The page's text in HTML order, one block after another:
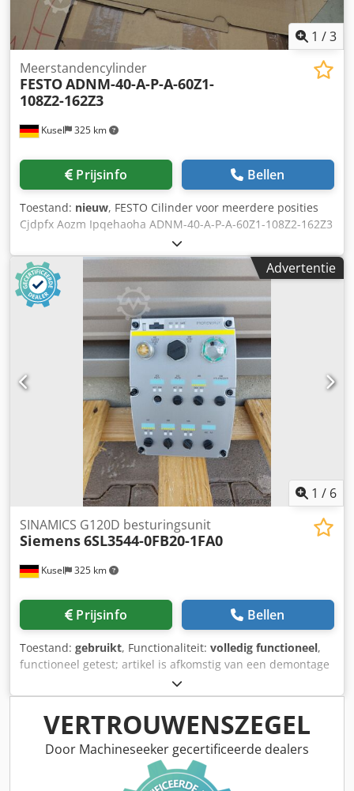
1 /3
Kusel 325 km
Meerstandencylinder
FESTOADNM-40-A-P-A-60Z1-
108Z2-162Z3
Prijsinfo Bellen
Toestand: nieuw, FESTO Cilinder voor meerdere posities
Cjdpfx Aozm Ipqehaoha ADNM-40-A-P-A-60Z1-108Z2-162Z3
Advertentie
1 / 6
Kusel 325 km
SINAMICS G120D besturingsunit
Siemens6SL3544-0FB20-1FA0
Prijsinfo Bellen
Toestand: gebruikt, Functionaliteit: volledig functioneel,
functioneel getest; artikel is afkomstig van een demontage
van een installatie van een toeleverancier voor de auto-
industrie Aantal: 11 stuks Fabrikant: Siemens Type:
SINAMICS G120D besturingseenheid CU240D-2 PN
Artikelnummer: 6SL3544-0FB20-1FA0 Uitvoering:
Gedecentraliseerde aandrijfeenheid, beschermingsklasse
IP65 Spanning: 24 V DC Chjdpfx Ahszm Ipdsaoa Interfaces:
PROFINET, 2× Ethernet-poort (RJ45), digitale in-/uitgangen
VERTROUWENSZEGEL
Door Machineseeker gecertificeerde dealers